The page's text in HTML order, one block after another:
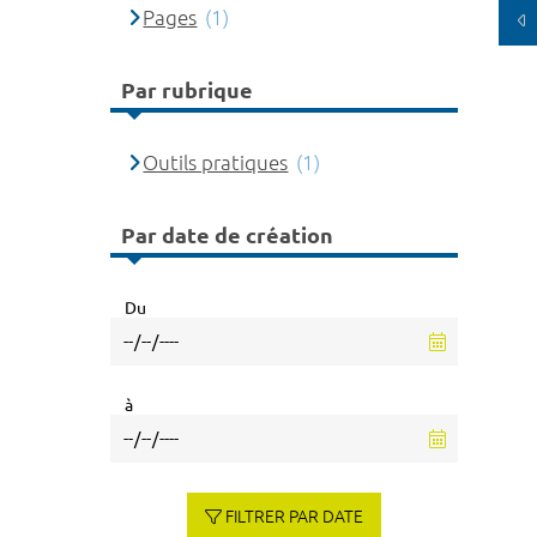
Pages (1)
Par rubrique
Outils pratiques (1)
Par date de création
Du
à
FILTRER PAR DATE